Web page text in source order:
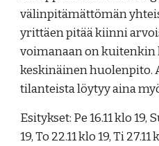
välinpitämättömän
yrittäen pitää kiinni
voimanaan on kuitenkin
keskinäinen huolenpito.
tilanteista löytyy aina
Esitykset: Pe 16.11 klo 19,
19, To 22.11 klo 19, Ti 27.11